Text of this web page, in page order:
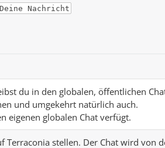
Nachricht
du in den globalen, öffentlichen
und umgekehrt natürlich auch.
eigenen globalen Chat verfügt.
Terraconia stellen. Der Chat wird von